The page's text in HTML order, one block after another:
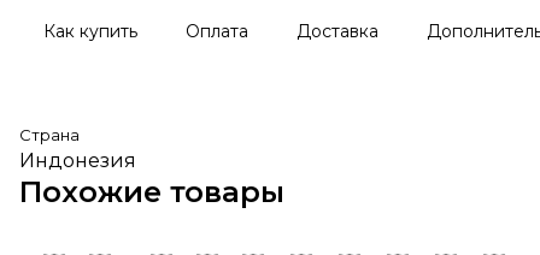
Как купить Оплата Доставка
Страна
Индонезия
Похожие товары